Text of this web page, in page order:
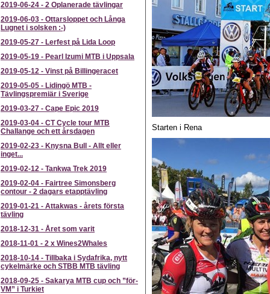
2019-06-24 - 2 Oplanerade tävlingar
2019-06-03 - Ottarsloppet och Långa
Lugnet i solsken :-)
2019-05-27 - Lerfest på Lida Loop
2019-05-19 - Pearl Izumi MTB i Uppsala
2019-05-12 - Vinst på Billingeracet
2019-05-05 - Lidingö MTB -
Tävlingspremiär i Sverige
2019-03-27 - Cape Epic 2019
2019-03-04 - CT Cycle tour MTB
Challange och ett årsdagen
2019-02-23 - Knysna Bull - Allt eller
inget...
2019-02-12 - Tankwa Trek 2019
2019-02-04 - Fairtree Simonsberg
contour - 2 dagars etapptävling
2019-01-21 - Attakwas - årets första
tävling
2018-12-31 - Året som varit
2018-11-01 - 2 x Wines2Whales
2018-10-14 - Tillbaka i Sydafrika, nytt
cykelmärke och STBB MTB tävling
2018-09-25 - Sakarya MTB cup och ”för-
VM” i Turkiet
Starten i Rena